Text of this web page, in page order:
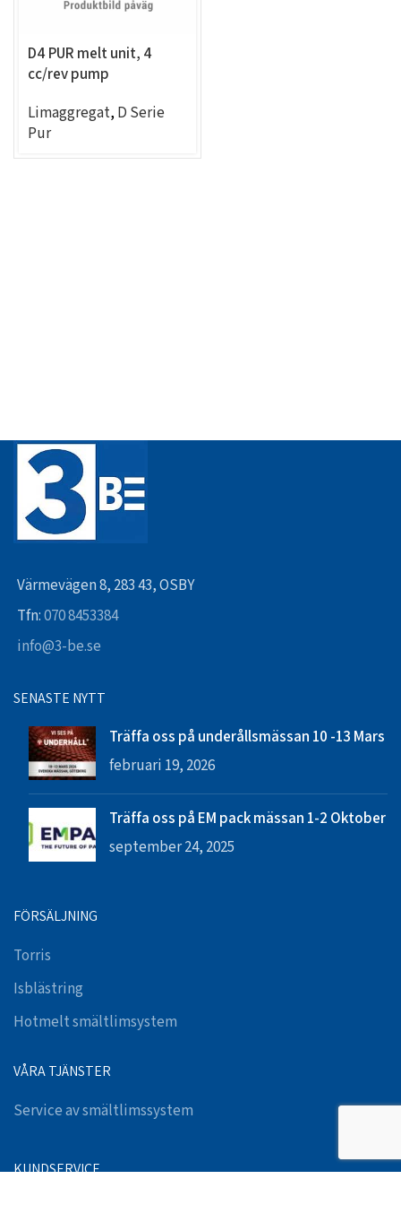
D4 PUR melt unit, 4
cc/rev pump
120)
Limaggregat, D Serie
Pur
Värmevägen 8, 283 43, OSBY
Tfn:070 8453384
info@3-be.se
SENASTE NYTT
Träffa oss på underållsmässan 10 -13 Mars
februari 19, 2026
Träffa oss på EM pack mässan 1-2 Oktober
september 24, 2025
FÖRSÄLJNING
Torris
Isblästring
Hotmelt smältlimsystem
VÅRA TJÄNSTER
Service av smältlimssystem
KUNDSERVICE